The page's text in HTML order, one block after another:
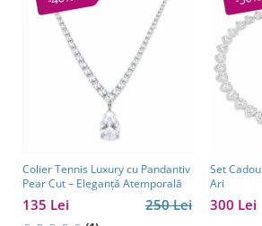
Colier Tennis Luxury cu Pandantiv
Pear Cut – Eleganță Atemporală
250 Lei
135 Lei
Set
Ari
300 Lei